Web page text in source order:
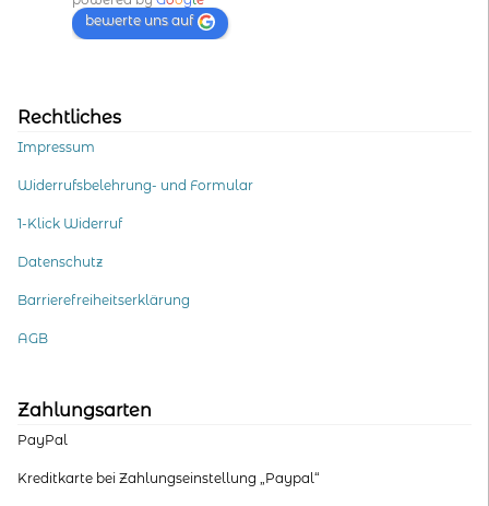
bewerte uns auf
Rechtliches
Impressum
Widerrufsbelehrung- und Formular
1-Klick Widerruf
Datenschutz
Barrierefreiheitserklärung
AGB
Zahlungsarten
PayPal
Kreditkarte bei Zahlungseinstellung „Paypal“